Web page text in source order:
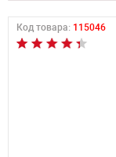
Код товара: 115046